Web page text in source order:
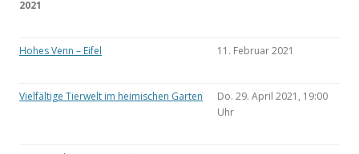
2021
Hohes Venn – Eifel 11. Februar 2021
Vielfältige Tierwelt im heimischen Garten
Do. 29. April 2021, 19:00
Uhr